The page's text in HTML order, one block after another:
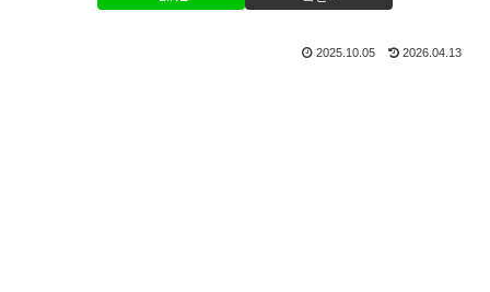
2025.10.05 2026.04.13